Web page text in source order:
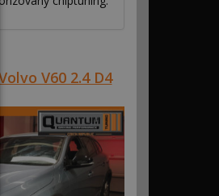
V60 2.4 D4